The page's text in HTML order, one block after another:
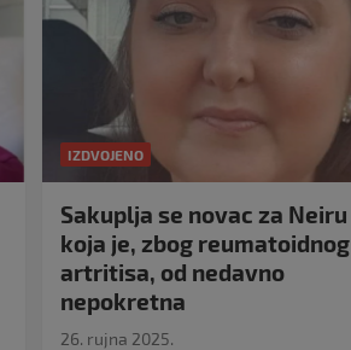
IZDVOJENO
Sakuplja se novac za Neiru
koja je, zbog reumatoidnog
artritisa, od nedavno
nepokretna
26. rujna 2025.